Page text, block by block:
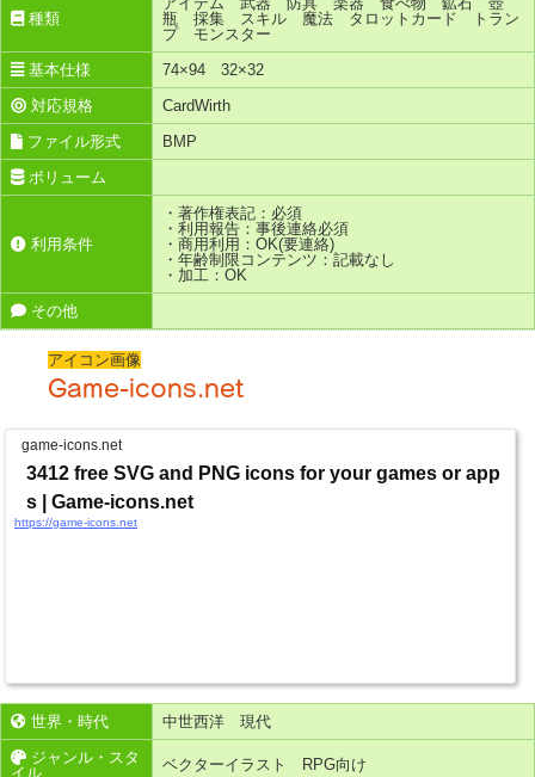
種類
瓶 採集 スキル 魔法 タロットカード トラン
プ モンスター
基本仕様
74×94 32×32
対応規格
CardWirth
ファイル形式
BMP
ボリューム
利用条件
・著作権表記：必須
・利用報告：事後連絡必須
・商用利用：OK(要連絡)
・年齢制限コンテンツ：記載なし
・加工：OK
その他
アイコン画像
Game-icons.net
game-icons.net
3412 free SVG and PNG icons for your games or app
s | Game-icons.net
https://game-icons.net
世界・時代
中世西洋 現代
ジャンル・スタ
イル
ベクターイラスト RPG向け